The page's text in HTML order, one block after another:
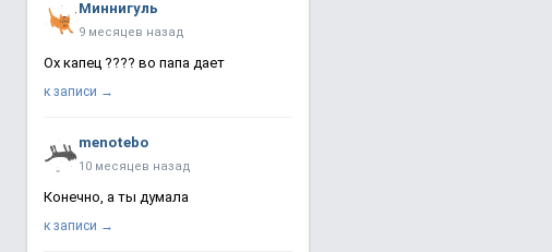
Миннигуль
9 месяцев назад
Ох капец ???? во папа дает
к записи →
menotebo
10 месяцев назад
Конечно, а ты думала
к записи →